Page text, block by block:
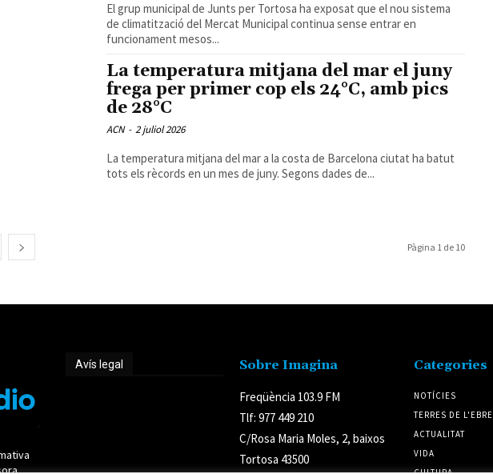
El grup municipal de Junts per Tortosa ha exposat que el nou sistema
de climatització del Mercat Municipal continua sense entrar en
funcionament mesos...
La temperatura mitjana del mar el juny
frega per primer cop els 24°C, amb pics
de 28°C
ACN - 2 juliol 2026
La temperatura mitjana del mar a la costa de Barcelona ciutat ha batut
tots els rècords en un mes de juny. Segons dades de...
Pàgina 1 de 10
Avís legal Sobre Imagina
Freqüència 103.9 FM
Tlf: 977 449 210
C/Rosa Maria Moles, 2, baixos
Tortosa 43500
Categories
NOTÍCIES
TERRES DE L'EBRE
ACTUALITAT
VIDA